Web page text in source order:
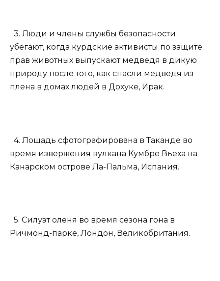
3. Люди и члены службы безопасности
убегают, когда курдские активисты по защите
прав животных выпускают медведя в дикую
природу после того, как спасли медведя из
плена в домах людей в Дохуке, Ирак.
4. Лошадь сфотографирована в Таканде во
время извержения вулкана Кумбре Вьеха на
Канарском острове Ла-Пальма, Испания.
5. Силуэт оленя во время сезона гона в
Ричмонд-парке, Лондон, Великобритания.